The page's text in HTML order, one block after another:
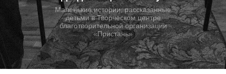
Маленькие истории, рассказанные
детьми в Творческом центре
благотворительной организации
«Пристань»